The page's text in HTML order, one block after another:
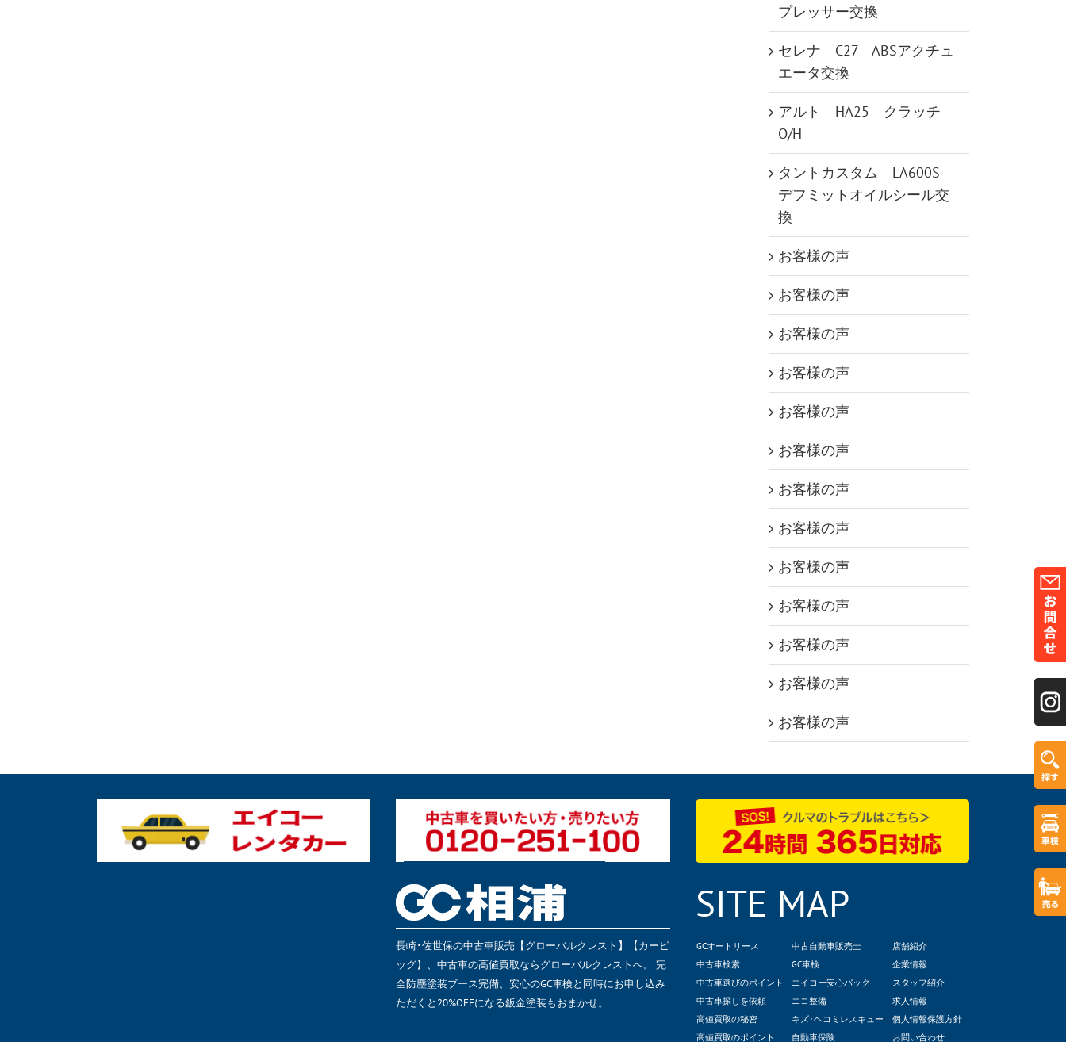
プレッサー交換
セレナ C27 ABSアクチュ
エータ交換
アルト HA25 クラッチ
O/H
タントカスタム LA600S
デフミットオイルシール交
換
お客様の声
お客様の声
お客様の声
お客様の声
お客様の声
お客様の声
お客様の声
お客様の声
お客様の声
お客様の声
お客様の声
お客様の声
お客様の声
長崎･佐世保の中古車販売【グローバルクレスト】【カービ
ッグ】、中古車の高値買取ならグローバルクレストへ。 完
全防塵塗装ブース完備、安心のGC車検と同時にお申し込み
ただくと20%OFFになる鈑金塗装もおまかせ。
SITE MAP
GCオートリース
中古車検索
中古車選びのポイント
中古車探しを依頼
高値買取の秘密
高値買取のポイント
中古自動車販売士
GC車検
エイコー安心パック
エコ整備
キズ･ヘコミレスキュー
自動車保険
店舗紹介
企業情報
スタッフ紹介
求人情報
個人情報保護方針
お問い合わせ